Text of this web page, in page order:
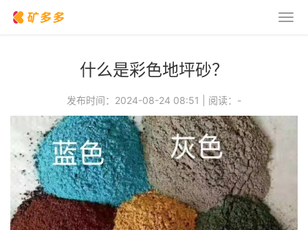
什么是彩色地坪砂？
发布时间：2024-08-24 08:51 阅读： -